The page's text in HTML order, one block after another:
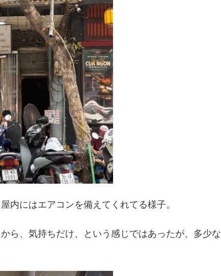
内にはエアコンを備えてくれてる様子。
ら、気持ちだけ、という感じではあったが、多少な